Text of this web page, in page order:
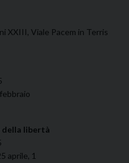
XXIII, Viale Pacem in Terris
della libertà
aprile, 1